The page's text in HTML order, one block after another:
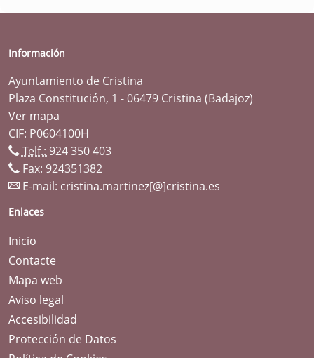
Información
Ayuntamiento de Cristina
Plaza Constitución, 1 - 06479 Cristina (Badajoz)
Ver mapa
CIF: P0604100H
Telf.: 924 350 403
Fax: 924351382
E-mail: cristina.martinez[@]cristina.es
Enlaces
Inicio
Contacte
Mapa web
Aviso legal
Accesibilidad
Protección de Datos